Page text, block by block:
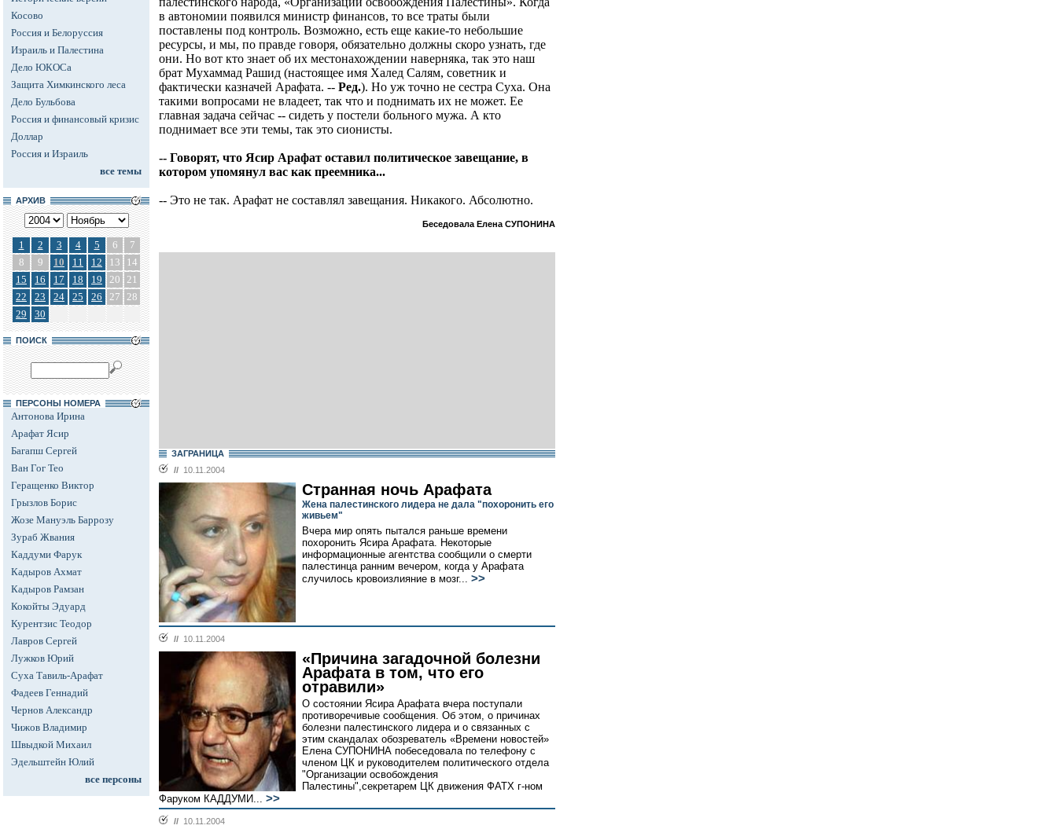
Косово
Россия и Белоруссия
Израиль и Палестина
Дело ЮКОСа
Защита Химкинского леса
Дело Бульбова
Россия и финансовый кризис
Доллар
Россия и Израиль
все темы
АРХИВ
1 2 3 4 5 6
7
8
9 10 11 12 13
14
15
16 17 18 19 20 21
22
23 24 25 26 27 28
29
30
ПОИСК
ПЕРСОНЫ НОМЕРА
Антонова Ирина
Арафат Ясир
Багапш Сергей
Ван Гог Тео
Геращенко Виктор
Грызлов Борис
Жозе Мануэль Баррозу
Зураб Жвания
Каддуми Фарук
Кадыров Ахмат
Кадыров Рамзан
Кокойты Эдуард
Курентзис Теодор
Лавров Сергей
Лужков Юрий
Суха Тавиль-Арафат
Фадеев Геннадий
Чернов Александр
Чижов Владимир
Швыдкой Михаил
Эдельштейн Юлий
все персоны
в автономии появился министр финансов, то все траты были
поставлены под контроль. Возможно, есть еще какие-то небольшие
ресурсы, и мы, по правде говоря, обязательно должны скоро узнать, где
они. Но вот кто знает об их местонахождении наверняка, так это наш
брат Мухаммад Рашид (настоящее имя Халед Салям, советник и
фактически казначей Арафата. -- Ред.). Но уж точно не сестра Суха. Она
такими вопросами не владеет, так что и поднимать их не может. Ее
главная задача сейчас -- сидеть у постели больного мужа. А кто
поднимает все эти темы, так это сионисты.
-- Говорят, что Ясир Арафат оставил политическое завещание, в
котором упомянул вас как преемника...
-- Это не так. Арафат не составлял завещания. Никакого. Абсолютно.
Беседовала Елена СУПОНИНА
ЗАГРАНИЦА
// 10.11.2004
Странная ночь Арафата
Жена палестинского лидера не дала "похоронить его
живьем"
Вчера мир опять пытался раньше времени
похоронить Ясира Арафата. Некоторые
информационные агентства сообщили о смерти
палестинца ранним вечером, когда у Арафата
случилось кровоизлияние в мозг... >>
// 10.11.2004
«Причина загадочной болезни
Арафата в том, что его
отравили»
О состоянии Ясира Арафата вчера поступали
противоречивые сообщения. Об этом, о причинах
болезни палестинского лидера и о связанных с
этим скандалах обозреватель «Времени новостей»
Елена СУПОНИНА побеседовала по телефону с
членом ЦК и руководителем политического отдела
"Организации освобождения
Палестины",секретарем ЦК движения ФАТХ г-ном
Фаруком КАДДУМИ... >>
// 10.11.2004